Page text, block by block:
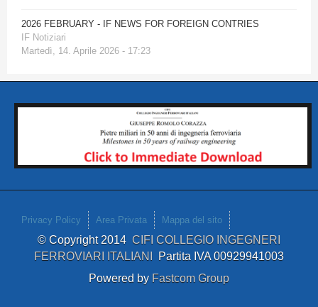
2026 FEBRUARY - IF NEWS FOR FOREIGN CONTRIES
IF Notiziari
Martedì, 14. Aprile 2026 - 17:23
Privacy Policy Area Privata Mappa del sito
© Copyright 2014 CIFI COLLEGIO INGEGNERI
FERROVIARI ITALIANI Partita IVA 00929941003
Powered by Fastcom Group